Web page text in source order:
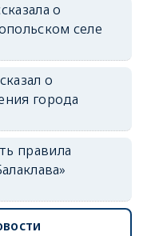
о
селе
о
города
правила